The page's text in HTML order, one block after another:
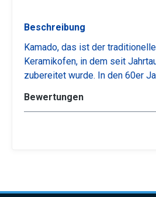
Beschreibung
Kamado, das ist der
Keramikofen, in dem seit
zubereitet wurde. In den 60er
Bewertungen